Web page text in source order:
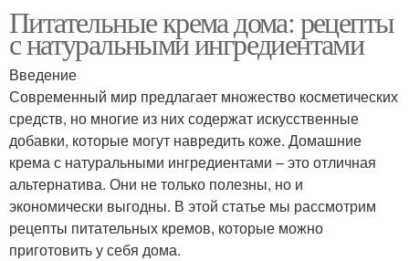
Питательные крема дома: рецепты
с натуральными ингредиентами
Введение
Современный мир предлагает множество косметических
средств, но многие из них содержат искусственные
добавки, которые могут навредить коже. Домашние
крема с натуральными ингредиентами – это отличная
альтернатива. Они не только полезны, но и
экономически выгодны. В этой статье мы рассмотрим
рецепты питательных кремов, которые можно
приготовить у себя дома.